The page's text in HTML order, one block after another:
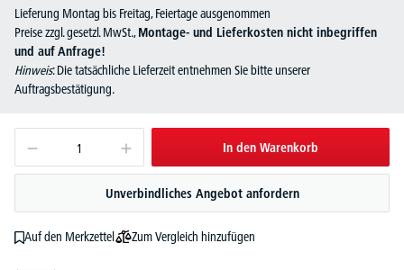
Lieferung Montag bis Freitag, Feiertage ausgenommen
Preise zzgl. gesetzl. MwSt.,Montage- und Lieferkosten nicht inbegriffen
und auf Anfrage!
Hinweis: Die tatsächliche Lieferzeit entnehmen Sie bitte unserer
Auftragsbestätigung.
In den Warenkorb
Unverbindliches Angebot anfordern
Auf den Merkzettel Zum Vergleich hinzufügen